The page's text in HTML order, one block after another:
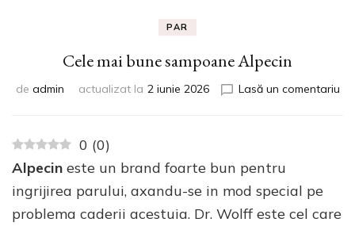
PAR
Cele mai bune sampoane Alpecin
de admin actualizat la 2 iunie 2026 Lasă un comentariula
0 (0)
Alpecin este un brand foarte bun pentru
ingrijirea parului, axandu-se in mod special pe
problema caderii acestuia. Dr. Wolff este cel care